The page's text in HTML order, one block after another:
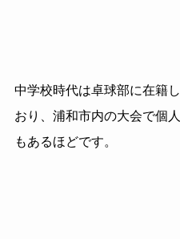
中学校時代は卓球部に在籍
おり、浦和市内の大会で個
もあるほどです。